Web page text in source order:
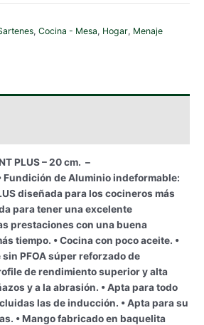
, Cocina - Mesa, Hogar, Menaje
PLUS – 20 cm. –
Fundición de Aluminio indeformable:
diseñada para los cocineros más
para tener una excelente
prestaciones con una buena
tiempo. • Cocina con poco aceite. •
PFOA súper reforzado de
de rendimiento superior y alta
y a la abrasión. • Apta para todo
las de inducción. • Apta para su
• Mango fabricado en baquelita